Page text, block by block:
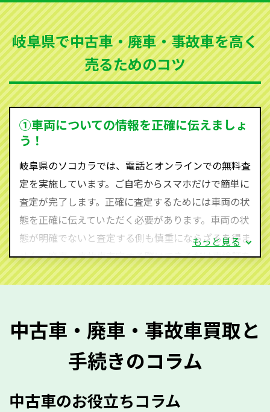
など動かない車、水害車、不動車、乗らなくなってし
まった車、車検が切れて動かすことができない車でも
買取可能です。
ソコカラは世界１１０か国に独自の販売ネットワーク
を持ち、国内に自社物流網、自社ヤードをもっている
ため、中間マージンがかかりません。だから高価買取
を実現し、お客様に利益を還元することができるので
す。
590-870）までお問い合わせ下さい。
査定・ご相談・見積もりはすべて無料で行います。安
心してお問い合わせください。
岐阜県で中古車・廃車・事故車を高く
売るためのコツ
①車両についての情報を正確に伝えましょ
う！
岐阜県のソコカラでは、電話とオンラインでの無料査
定を実施しています。ご自宅からスマホだけで簡単に
査定が完了します。正確に査定するためには車両の状
態を正確に伝えていただく必要があります。車両の状
態が明確でないと査定する側も慎重にならざるを得ま
せん。廃車・事故車査定する際はできるだけ車検証を
ご準備ください。車検証があることで車両状態や年式
質問させていただく内容は以下の通りとなります。
メーカー／車種
型式／グレード
もっと見る
中古車・廃車・事故車買取と
手続きのコラム
中古車のお役立ちコラム